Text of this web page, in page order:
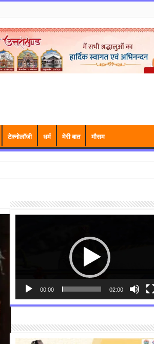
टेक्नोलॉजी धर्म मेरी बात मौसम
00:00 02:00